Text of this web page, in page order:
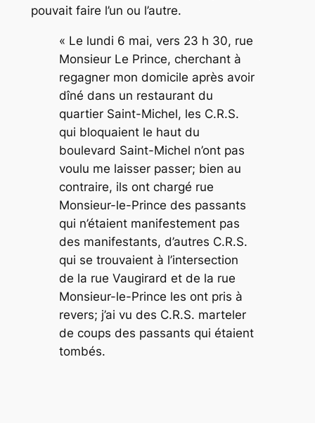
pouvait faire l’un ou l’autre.
« Le lundi 6 mai, vers 23 h 30, rue
Monsieur Le Prince, cherchant à
regagner mon domicile après avoir
dîné dans un restaurant du
quartier Saint-Michel, les C.R.S.
qui bloquaient le haut du
boulevard Saint-Michel n’ont pas
voulu me laisser passer; bien au
contraire, ils ont chargé rue
Monsieur-le-Prince des passants
qui n’étaient manifestement pas
des manifestants, d’autres C.R.S.
qui se trouvaient à l’intersection
de la rue Vaugirard et de la rue
Monsieur-le-Prince les ont pris à
revers; j’ai vu des C.R.S. marteler
de coups des passants qui étaient
tombés.